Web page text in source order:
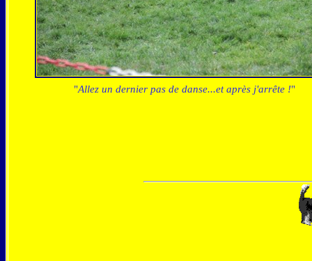
"Allez un dernier pas de danse...et après j'arrête !"